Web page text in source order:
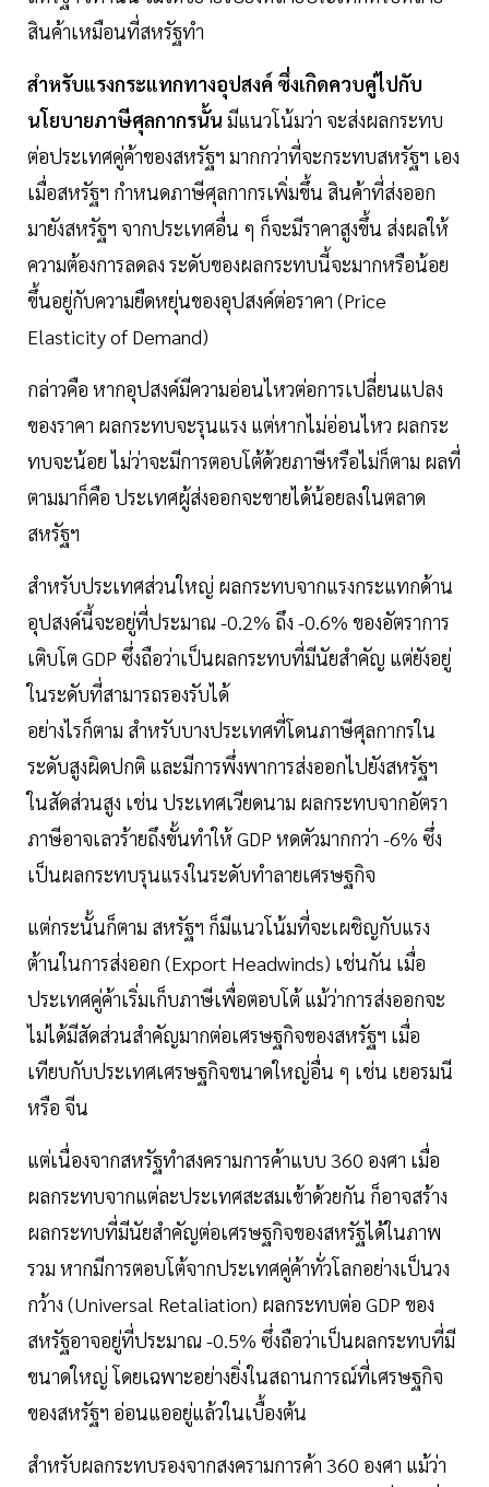
สินค้าเหมือนที่สหรัฐทำ
สำหรับแรงกระแทกทางอุปสงค์ ซึ่งเกิดควบคู่ไปกับ
นโยบายภาษีศุลกากรนั้น มีแนวโน้มว่า จะส่งผลกระทบ
ต่อประเทศคู่ค้าของสหรัฐฯ มากกว่าที่จะกระทบสหรัฐฯ เอง
เมื่อสหรัฐฯ กำหนดภาษีศุลกากรเพิ่มขึ้น สินค้าที่ส่งออก
มายังสหรัฐฯ จากประเทศอื่น ๆ ก็จะมีราคาสูงขึ้น ส่งผลให้
ความต้องการลดลง ระดับของผลกระทบนี้จะมากหรือน้อย
ขึ้นอยู่กับความยืดหยุ่นของอุปสงค์ต่อราคา (Price
Elasticity of Demand)
กล่าวคือ หากอุปสงค์มีความอ่อนไหวต่อการเปลี่ยนแปลง
ของราคา ผลกระทบจะรุนแรง แต่หากไม่อ่อนไหว ผลกระ
ทบจะน้อย ไม่ว่าจะมีการตอบโต้ด้วยภาษีหรือไม่ก็ตาม ผลที่
ตามมาก็คือ ประเทศผู้ส่งออกจะขายได้น้อยลงในตลาด
สหรัฐฯ
สำหรับประเทศส่วนใหญ่ ผลกระทบจากแรงกระแทกด้าน
อุปสงค์นี้จะอยู่ที่ประมาณ -0.2% ถึง -0.6% ของอัตราการ
เติบโต GDP ซึ่งถือว่าเป็นผลกระทบที่มีนัยสำคัญ แต่ยังอยู่
ในระดับที่สามารถรองรับได้
อย่างไรก็ตาม สำหรับบางประเทศที่โดนภาษีศุลกากรใน
ระดับสูงผิดปกติ และมีการพึ่งพาการส่งออกไปยังสหรัฐฯ
ในสัดส่วนสูง เช่น ประเทศเวียดนาม ผลกระทบจากอัตรา
ภาษีอาจเลวร้ายถึงขั้นทำให้ GDP หดตัวมากกว่า -6% ซึ่ง
เป็นผลกระทบรุนแรงในระดับทำลายเศรษฐกิจ
แต่กระนั้นก็ตาม สหรัฐฯ ก็มีแนวโน้มที่จะเผชิญกับแรง
ต้านในการส่งออก (Export Headwinds) เช่นกัน เมื่อ
ประเทศคู่ค้าเริ่มเก็บภาษีเพื่อตอบโต้ แม้ว่าการส่งออกจะ
ไม่ได้มีสัดส่วนสำคัญมากต่อเศรษฐกิจของสหรัฐฯ เมื่อ
เทียบกับประเทศเศรษฐกิจขนาดใหญ่อื่น ๆ เช่น เยอรมนี
หรือ จีน
แต่เนื่องจากสหรัฐทำสงครามการค้าแบบ 360 องศา เมื่อ
ผลกระทบจากแต่ละประเทศสะสมเข้าด้วยกัน ก็อาจสร้าง
ผลกระทบที่มีนัยสำคัญต่อเศรษฐกิจของสหรัฐได้ในภาพ
รวม หากมีการตอบโต้จากประเทศคู่ค้าทั่วโลกอย่างเป็นวง
กว้าง (Universal Retaliation) ผลกระทบต่อ GDP ของ
สหรัฐอาจอยู่ที่ประมาณ -0.5% ซึ่งถือว่าเป็นผลกระทบที่มี
ขนาดใหญ่ โดยเฉพาะอย่างยิ่งในสถานการณ์ที่เศรษฐกิจ
ของสหรัฐฯ อ่อนแออยู่แล้วในเบื้องต้น
สำหรับผลกระทบรองจากสงครามการค้า 360 องศา แม้ว่า